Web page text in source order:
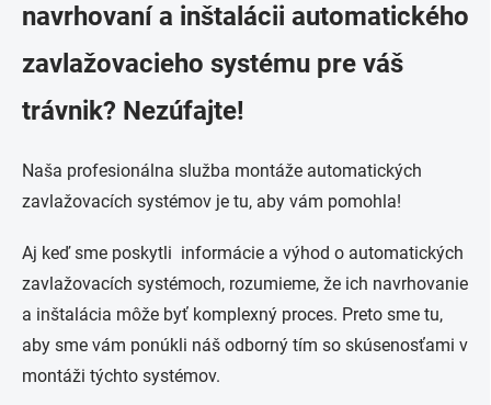
navrhovaní a inštalácii automatického
zavlažovacieho systému pre váš
trávnik? Nezúfajte!
Naša profesionálna služba montáže automatických
zavlažovacích systémov je tu, aby vám pomohla!
Aj keď sme poskytli informácie a výhod o automatických
zavlažovacích systémoch, rozumieme, že ich navrhovanie
a inštalácia môže byť komplexný proces. Preto sme tu,
aby sme vám ponúkli náš odborný tím so skúsenosťami v
montáži týchto systémov.